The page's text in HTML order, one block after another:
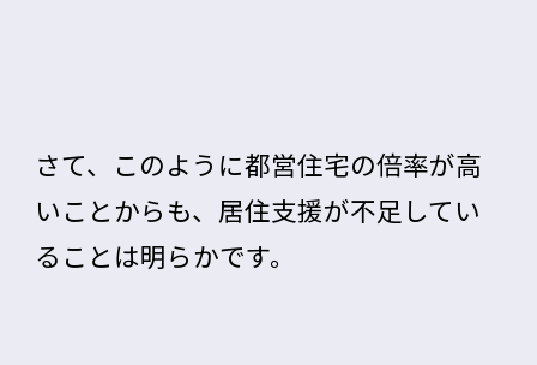
さて、このように都営住宅の倍率が高
いことからも、居住支援が不足してい
ることは明らかです。